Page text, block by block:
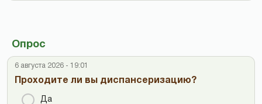
Опрос
6 августа 2026 - 19:01
Проходите ли вы диспансеризацию?
Да